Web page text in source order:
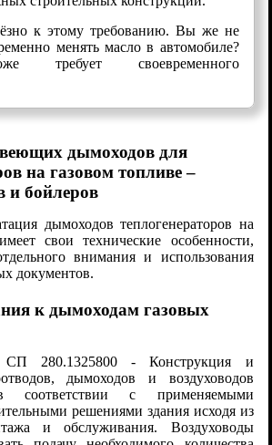
к этому требованию. Вы же не
менять масло в автомобиле?
требует своевременного
дымоходов для
на газовом топливе –
и бойлеров
дымоходов теплогенераторов на
свои технические особенности,
внимания и использования
документов.
к дымоходам газовых
СП 280.1325800 - Конструкция и
дымоходов и воздуховодов
соответствии с применяемыми
решениями здания исходя из
и обслуживания. Воздуховоды